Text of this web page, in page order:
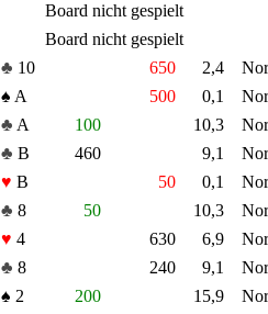
Board nicht gespielt
Board nicht gespielt
♣ 10 650 2,4
♠ A 500 0,1
♣ A 100 10,3
♣ B 460 9,1
♥ B 50 0,1
♣ 8 50 10,3
♥ 4 630 6,9
♣ 8 240 9,1
♠ 2 200 15,9